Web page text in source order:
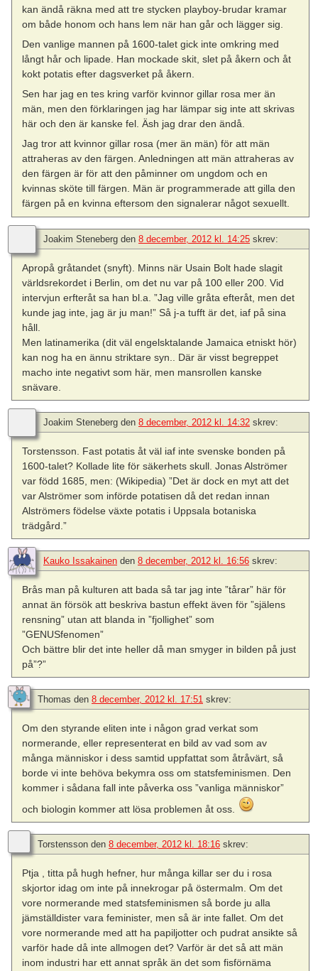
kan ändå räkna med att tre stycken playboy-brudar kramar
om både honom och hans lem när han går och lägger sig.
Den vanlige mannen på 1600-talet gick inte omkring med
långt hår och lipade. Han mockade skit, slet på åkern och åt
kokt potatis efter dagsverket på åkern.
Sen har jag en tes kring varför kvinnor gillar rosa mer än
män, men den förklaringen jag har lämpar sig inte att skrivas
här och den är kanske fel. Äsh jag drar den ändå.
Jag tror att kvinnor gillar rosa (mer än män) för att män
attraheras av den färgen. Anledningen att män attraheras av
den färgen är för att den påminner om ungdom och en
kvinnas sköte till färgen. Män är programmerade att gilla den
färgen på en kvinna eftersom den signalerar något sexuellt.
Joakim Steneberg den 8 december, 2012 kl. 14:25 skrev:
Apropå gråtandet (snyft). Minns när Usain Bolt hade slagit
världsrekordet i Berlin, om det nu var på 100 eller 200. Vid
intervjun erfteråt sa han bl.a. ”Jag ville gråta efteråt, men det
kunde jag inte, jag är ju man!” Så j-a tufft är det, iaf på sina
håll.
Men latinamerika (dit väl engelsktalande Jamaica etniskt hör)
kan nog ha en ännu striktare syn.. Där är visst begreppet
macho inte negativt som här, men mansrollen kanske
snävare.
Joakim Steneberg den 8 december, 2012 kl. 14:32 skrev:
Torstensson. Fast potatis åt väl iaf inte svenske bonden på
1600-talet? Kollade lite för säkerhets skull. Jonas Alströmer
var född 1685, men: (Wikipedia) ”Det är dock en myt att det
var Alströmer som införde potatisen då det redan innan
Alströmers födelse växte potatis i Uppsala botaniska
trädgård.”
Kauko Issakainen den 8 december, 2012 kl. 16:56 skrev:
Brås man på kulturen att bada så tar jag inte ”tårar” här för
annat än försök att beskriva bastun effekt även för ”själens
rensning” utan att blanda in ”fjollighet” som
”GENUSfenomen”
Och bättre blir det inte heller då man smyger in bilden på just
på”?”
Thomas den 8 december, 2012 kl. 17:51 skrev:
Om den styrande eliten inte i någon grad verkat som
normerande, eller representerat en bild av vad som av
många människor i dess samtid uppfattat som åtråvärt, så
borde vi inte behöva bekymra oss om statsfeminismen. Den
kommer i sådana fall inte påverka oss ”vanliga människor”
och biologin kommer att lösa problemen åt oss.
Torstensson den 8 december, 2012 kl. 18:16 skrev:
Ptja , titta på hugh hefner, hur många killar ser du i rosa
skjortor idag om inte på innekrogar på östermalm. Om det
vore normerande med statsfeminismen så borde ju alla
jämställdister vara feminister, men så är inte fallet. Om det
vore normerande med att ha papiljotter och pudrat ansikte så
varför hade då inte allmogen det? Varför är det så att män
inom industri har ett annat språk än det som fisförnäma